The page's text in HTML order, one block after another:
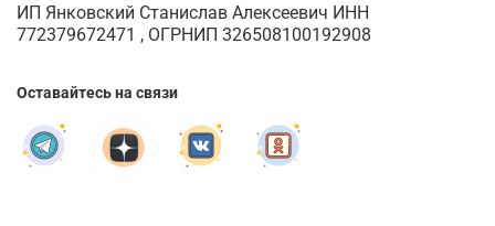
ИП Янковский Станислав Алексеевич ИНН
772379672471 , ОГРНИП 326508100192908
Оставайтесь на связи